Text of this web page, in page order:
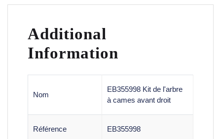
Additional
Information
Nom
EB355998 Kit de l'arbre
à cames avant droit
Référence EB355998